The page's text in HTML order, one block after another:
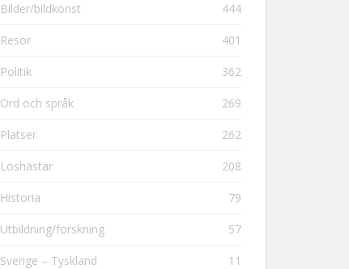
Bilder/bildkonst 444
Resor 401
Politik 362
Ord och språk 269
Platser 262
Löshästar 208
Historia 79
Utbildning/forskning 57
Sverige – Tyskland 11